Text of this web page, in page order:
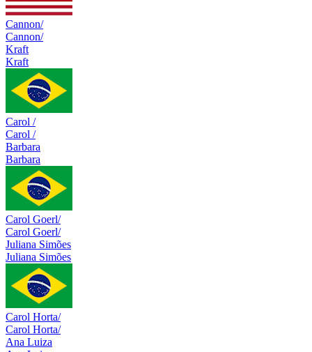
Cannon/
Cannon/
Kraft
Kraft
Carol /
Carol /
Barbara
Barbara
Carol Goerl/
Carol Goerl/
Juliana Simões
Juliana Simões
Carol Horta/
Carol Horta/
Ana Luiza